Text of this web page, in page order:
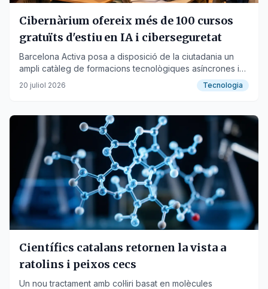
Cibernàrium ofereix més de 100 cursos
gratuïts d'estiu en IA i ciberseguretat
Barcelona Activa posa a disposició de la ciutadania un
ampli catàleg de formacions tecnològiques asíncrones i
presencials per millorar competències digitals.
20 juliol 2026 Tecnologia
Científics catalans retornen la vista a
ratolins i peixos cecs
Un nou tractament amb col·liri basat en molècules